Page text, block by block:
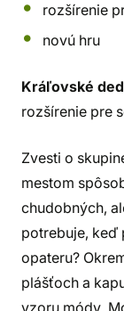
rozšírenie
novú hru
Kráľovské
rozšírenie pre
Zvesti o
mestom
chudobných,
potrebuje, keď
opateru?
plášťoch a
vzoru módy.